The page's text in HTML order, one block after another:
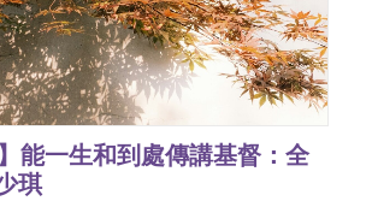
能一生和到處傳講基督：全
琪